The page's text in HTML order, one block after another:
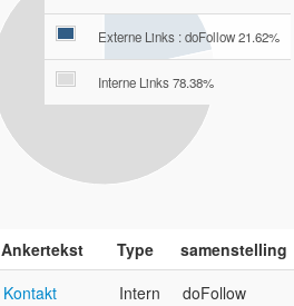
Externe Links : doFollow 21.62%
Interne Links 78.38%
Ankertekst Type
samenstelling
Kontakt
Intern doFollow